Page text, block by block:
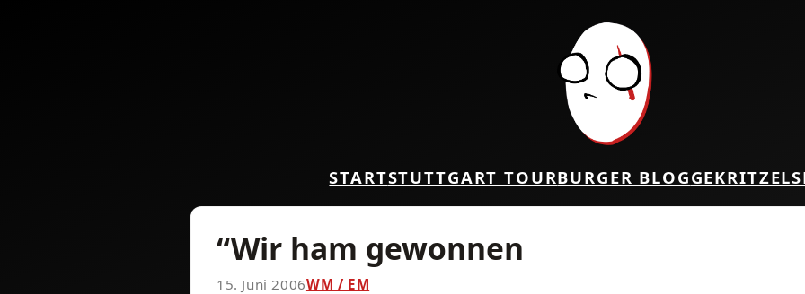
STARTSTUTTGART TOURBURGER BLOGGEKRITZEL
“Wir ham gewonnen
15. Juni 2006WM / EM